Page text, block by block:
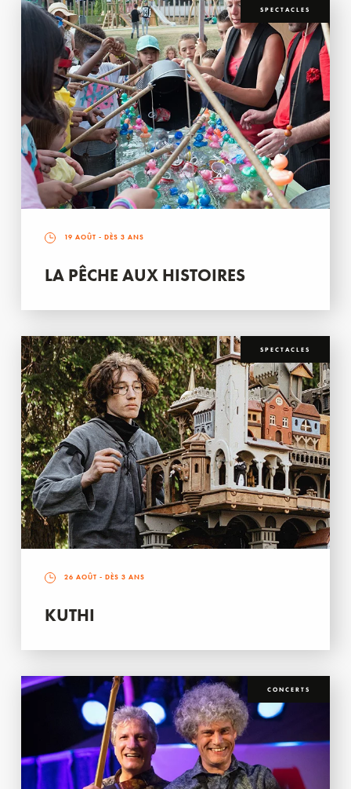
SPECTACLES
19 AOÛT - DÈS 3 ANS
LA PÊCHE AUX HISTOIRES
SPECTACLES
26 AOÛT - DÈS 3 ANS
KUTHI
CONCERTS